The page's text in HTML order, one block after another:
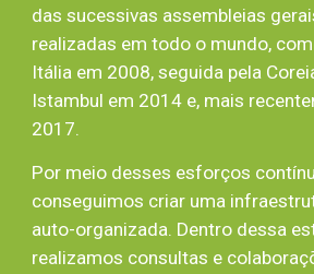
das sucessivas assembleias
realizadas em todo o mundo,
Itália em 2008, seguida pela
Istambul em 2014 e, mais
2017.
Por meio desses esforços
conseguimos criar uma
auto-organizada. Dentro dessa
realizamos consultas e